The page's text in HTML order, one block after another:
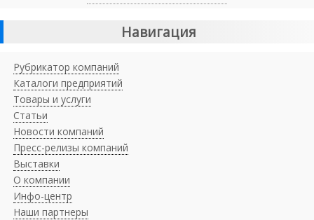
Навигация
Рубрикатор компаний
Каталоги предприятий
Товары и услуги
Статьи
Новости компаний
Пресс-релизы компаний
Выставки
О компании
Инфо-центр
Наши партнеры